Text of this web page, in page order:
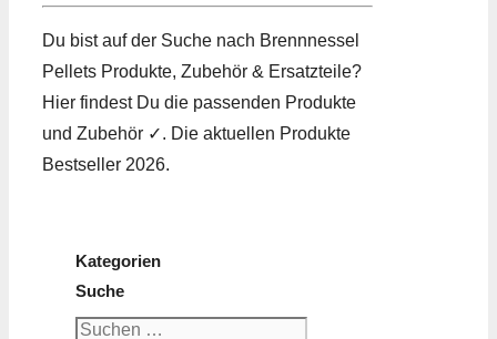
Du bist auf der Suche nach Brennnessel
Pellets Produkte, Zubehör & Ersatzteile?
Hier findest Du die passenden Produkte
und Zubehör ✓. Die aktuellen Produkte
Bestseller 2026.
Kategorien
Suche
Suchen